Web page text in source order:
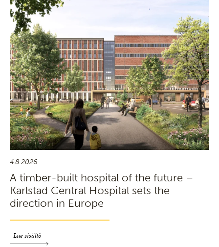
4.8.2026
A timber-built hospital of the future –
Karlstad Central Hospital sets the
direction in Europe
Lue sisältö